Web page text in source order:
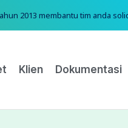
2013 membantu tim anda
Klien Dokumentasi